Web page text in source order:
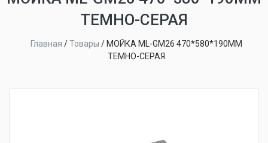
ТЕМНО-СЕРАЯ
Главная /Товары / МОЙКА ML-GM26 470*580*190ММ
ТЕМНО-СЕРАЯ